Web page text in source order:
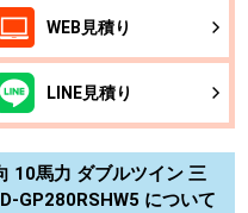
WEB 見積り
LINE見積り
10馬力 ダブルツイン 三
GP280RSHW5 について